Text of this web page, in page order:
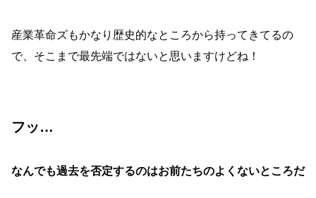
産業革命ズもかなり歴史的なところから持ってきてるの
で、そこまで最先端ではないと思いますけどね！
フッ…
なんでも過去を否定するのはお前たちのよくないところだ